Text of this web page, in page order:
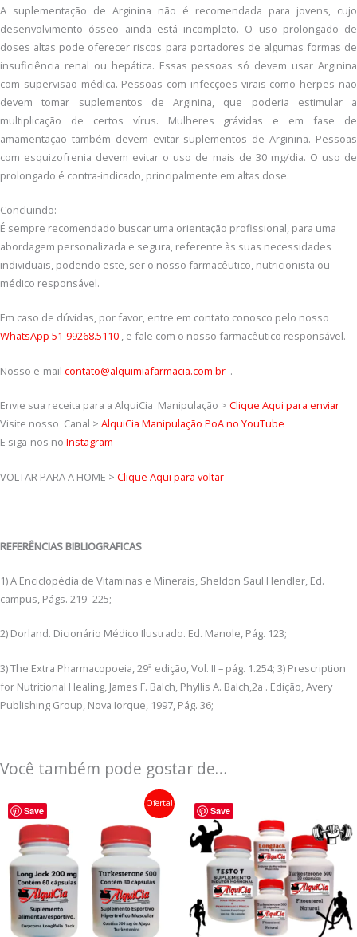
A suplementação de Arginina não é recomendada para jovens, cujo
desenvolvimento ósseo ainda está incompleto. O uso prolongado de
doses altas pode oferecer riscos para portadores de algumas formas de
insuficiência renal ou hepática. Essas pessoas só devem usar Arginina
com supervisão médica. Pessoas com infecções virais como herpes não
devem tomar suplementos de Arginina, que poderia estimular a
multiplicação de certos vírus. Mulheres grávidas e em fase de
amamentação também devem evitar suplementos de Arginina. Pessoas
com esquizofrenia devem evitar o uso de mais de 30 mg/dia. O uso de
prolongado é contra-indicado, principalmente em altas dose.
Concluindo:
É sempre recomendado buscar uma orientação profissional, para uma
abordagem personalizada e segura, referente às suas necessidades
individuais, podendo este, ser o nosso farmacêutico, nutricionista ou
médico responsável.
Em caso de dúvidas, por favor, entre em contato conosco pelo nosso
WhatsApp 51-99268.5110 , e fale com o nosso farmacêutico responsável.
Nosso e-mail contato@alquimiafarmacia.com.br .
Envie sua receita para a AlquiCia Manipulação > Clique Aqui para enviar
Visite nosso Canal > AlquiCia Manipulação PoA no YouTube
E siga-nos no Instagram
VOLTAR PARA A HOME > Clique Aqui para voltar
REFERÊNCIAS BIBLIOGRAFICAS
1) A Enciclopédia de Vitaminas e Minerais, Sheldon Saul Hendler, Ed.
campus, Págs. 219- 225;
2) Dorland. Dicionário Médico Ilustrado. Ed. Manole, Pág. 123;
3) The Extra Pharmacopoeia, 29ª edição, Vol. II – pág. 1.254; 3) Prescription
for Nutritional Healing, James F. Balch, Phyllis A. Balch,2a . Edição, Avery
Publishing Group, Nova Iorque, 1997, Pág. 36;
Você também pode gostar de…
Save
Oferta!
Save